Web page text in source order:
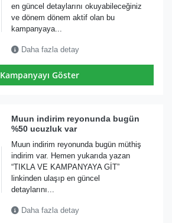
en güncel detaylarını okuyabileceğiniz
ve dönem dönem aktif olan bu
kampanyaya...
Daha fazla detay
Kampanyayı Göster
Muun indirim reyonunda bugün
%50 ucuzluk var
Muun indirim reyonunda bugün müthiş
indirim var. Hemen yukarıda yazan
“TIKLA VE KAMPANYAYA GİT”
linkinden ulaşıp en güncel
detaylarını...
Daha fazla detay